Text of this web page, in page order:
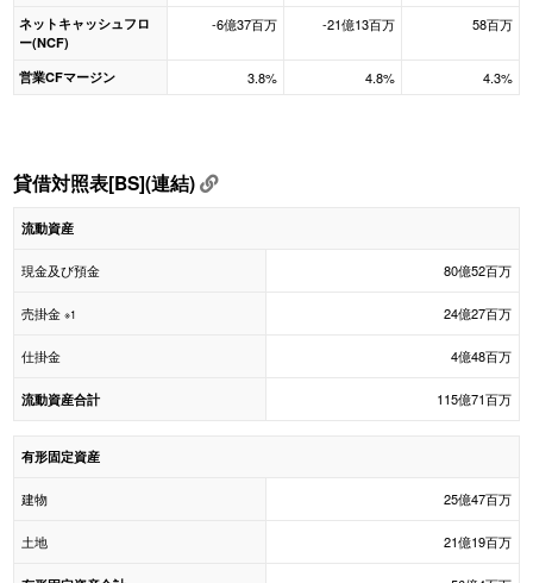
ネットキャッシュフロ
ー(NCF)
-6億37百万 -21億13百万 58百万
営業CFマージン 3.8% 4.8% 4.3%
貸借対照表[BS](連結)
流動資産
現金及び預金 80億52百万
売掛金 ※1 24億27百万
仕掛金 4億48百万
流動資産合計 115億71百万
有形固定資産
建物 25億47百万
土地 21億19百万